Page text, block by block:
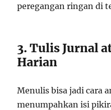
peregangan ringan di
3. Tulis Jurnal
Harian
Menulis bisa jadi cara
menumpahkan isi